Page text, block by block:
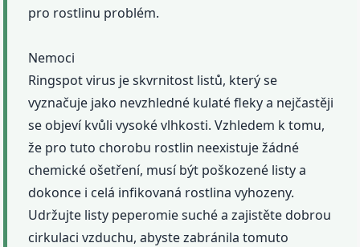
pro rostlinu problém.
Nemoci
Ringspot virus je skvrnitost listů, který se
vyznačuje jako nevzhledné kulaté fleky a nejčastěji
se objeví kvůli vysoké vlhkosti. Vzhledem k tomu,
že pro tuto chorobu rostlin neexistuje žádné
chemické ošetření, musí být poškozené listy a
dokonce i celá infikovaná rostlina vyhozeny.
Udržujte listy peperomie suché a zajistěte dobrou
cirkulaci vzduchu, abyste zabránila tomuto